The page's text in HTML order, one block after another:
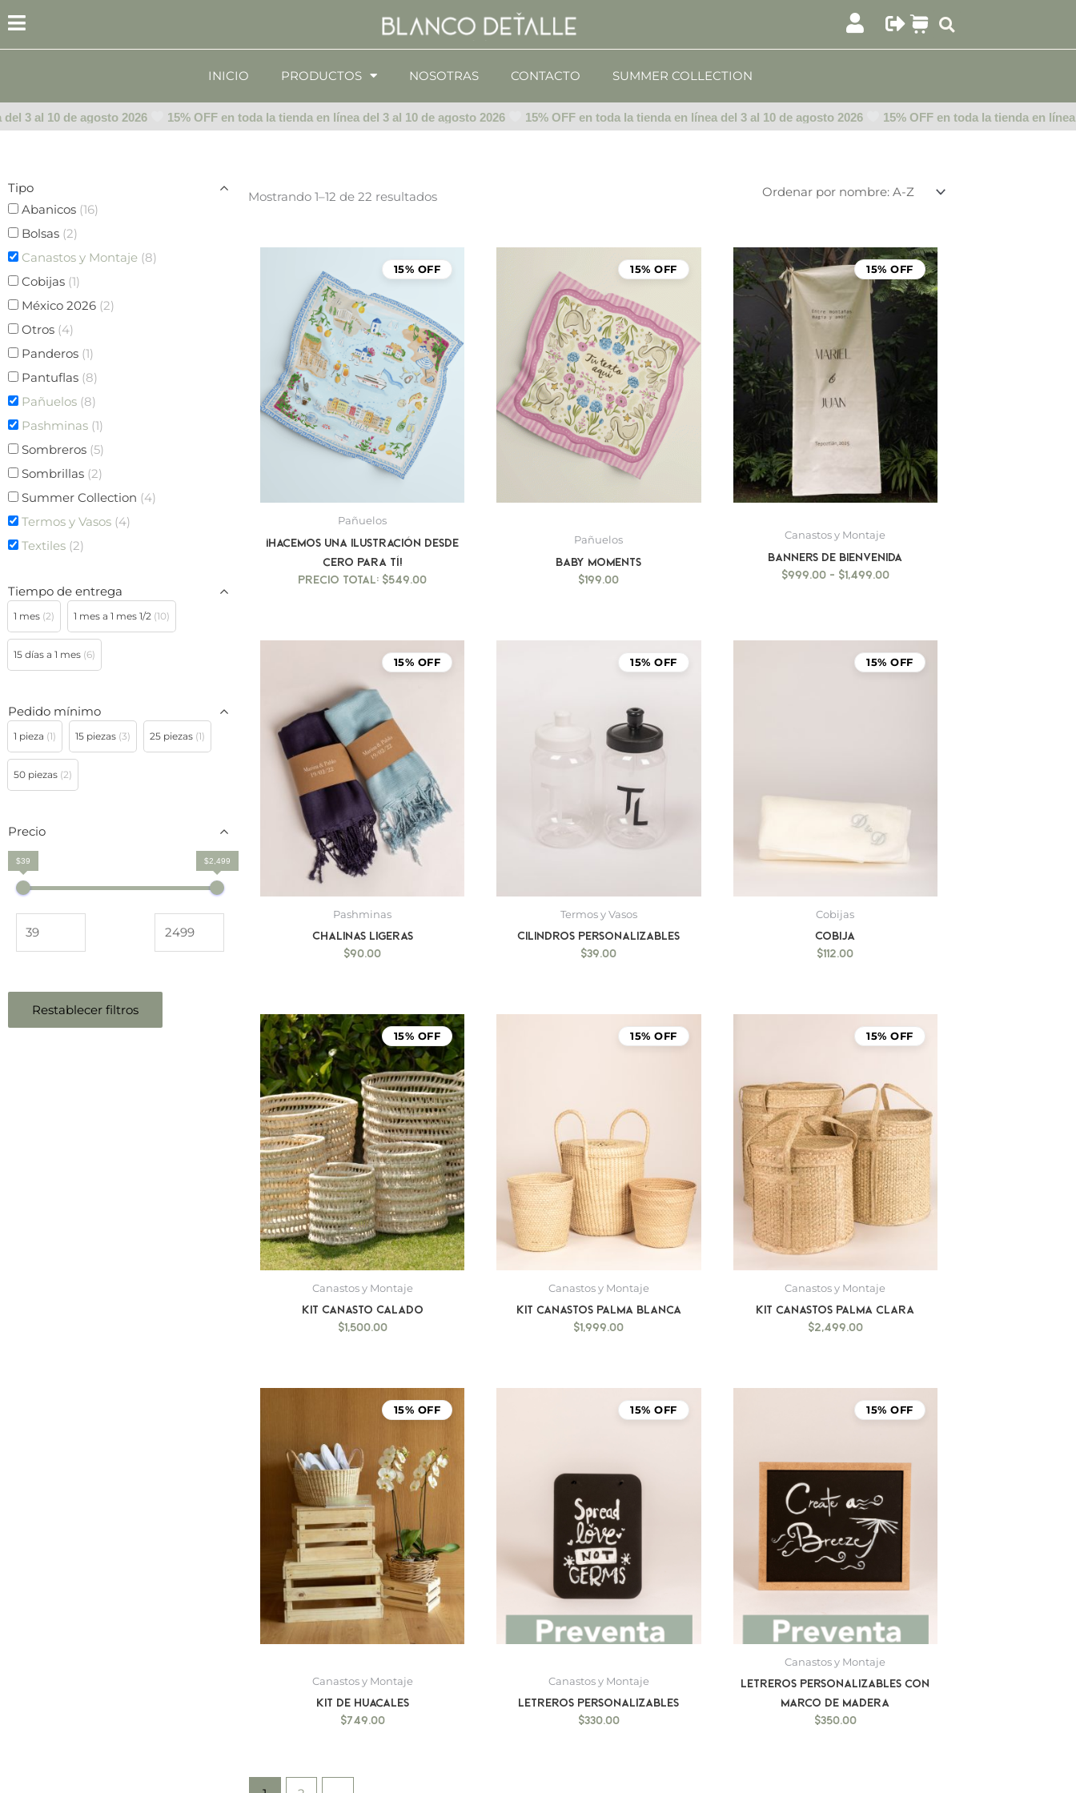
al
contenido
INICIO
PRODUCTOS NOSOTRAS CONTACTO SUMMER COLLECTION
al 10 de agosto 2026 15% OFF en toda la tienda en línea del 3 al 10 de agosto 2026 15% OFF en toda la tienda en línea del 3 al 10 de agosto 2026 15% OFF en toda la tienda en línea
Tipo
Abanicos (16)
Bolsas (2)
Canastos y Montaje (8)
Cobijas (1)
México 2026 (2)
Otros (4)
Panderos (1)
Pantuflas (8)
Pañuelos (8)
Pashminas (1)
Sombreros (5)
Sombrillas (2)
Summer Collection (4)
Termos y Vasos (4)
Textiles (2)
Tiempo de entrega
1 mes (2) 1 mes a 1 mes 1/2 (10)
15 días a 1 mes (6)
Pedido mínimo
1 pieza (1) 15 piezas (3) 25 piezas (1)
50 piezas (2)
Precio
$39 $2,499
Restablecer filtros
Mostrando 1–12 de 22 resultados
15% OFF
Pañuelos
¡Hacemos una ilustración desde
cero para tí!
$549.00
15% OFF
Pañuelos
Baby Moments
$199.00
15% OFF
Canastos y Montaje
BANNERS DE BIENVENIDA
$999.00 - $1,499.00
de
precios:
desde
$999.00
hasta
$1,499.00
15% OFF
Pashminas
Chalinas ligeras
$90.00
15% OFF
Termos y Vasos
Cilindros Personalizables
$39.00
15% OFF
Cobijas
Cobija
$112.00
15% OFF
Canastos y Montaje
Kit Canasto Calado
$1,500.00
15% OFF
Canastos y Montaje
Kit canastos palma blanca
$1,999.00
15% OFF
Canastos y Montaje
Kit canastos palma clara
$2,499.00
15% OFF
Canastos y Montaje
Kit de Huacales
$749.00
15% OFF
Canastos y Montaje
Letreros personalizables
$330.00
15% OFF
Canastos y Montaje
Letreros personalizables con
marco de madera
$350.00